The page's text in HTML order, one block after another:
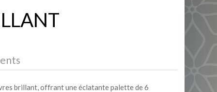
brillant, offrant une éclatante palette de 6